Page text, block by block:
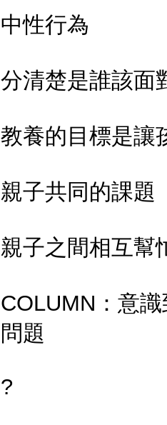
中性行為
分清楚是誰該面
教養的目標是讓
親子共同的課題
親子之間相互幫
COLUMN：意
問題
?